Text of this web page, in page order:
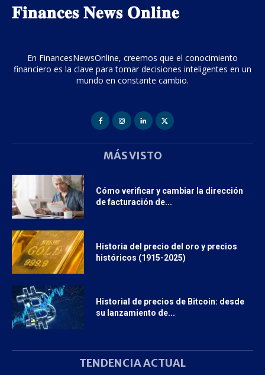
𝐅𝐢𝐧𝐚𝐧𝐜𝐞𝐬 𝐍𝐞𝐰𝐬 𝐎𝐧𝐥𝐢𝐧𝐞
En FinancesNewsOnline, creemos que el conocimiento
financiero es la clave para tomar decisiones inteligentes en un
mundo en constante cambio.
MÁS VISTO
Cómo verificar y cambiar la dirección
de facturación de...
Historia del precio del oro y precios
históricos (1915-2025)
Historial de precios de Bitcoin: desde
su lanzamiento de...
TENDENCIA ACTUAL